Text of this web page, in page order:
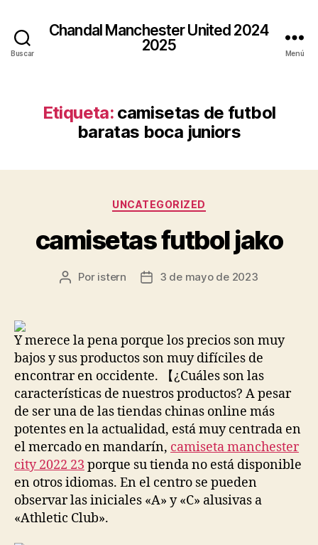
Buscar
Chandal Manchester United 2024
2025
Menú
Etiqueta: camisetas de futbol
baratas boca juniors
Categorías
UNCATEGORIZED
camisetas futbol jako
Autor
Por istern
Fecha3 de mayo de 2023
Y merece la pena porque los precios son muy
bajos y sus productos son muy difíciles de
encontrar en occidente. 【¿Cuáles son las
características de nuestros productos? A pesar
de ser una de las tiendas chinas online más
potentes en la actualidad, está muy centrada en
el mercado en mandarín, camiseta manchester
city 2022 23 porque su tienda no está disponible
en otros idiomas. En el centro se pueden
observar las iniciales «A» y «C» alusivas a
«Athletic Club».